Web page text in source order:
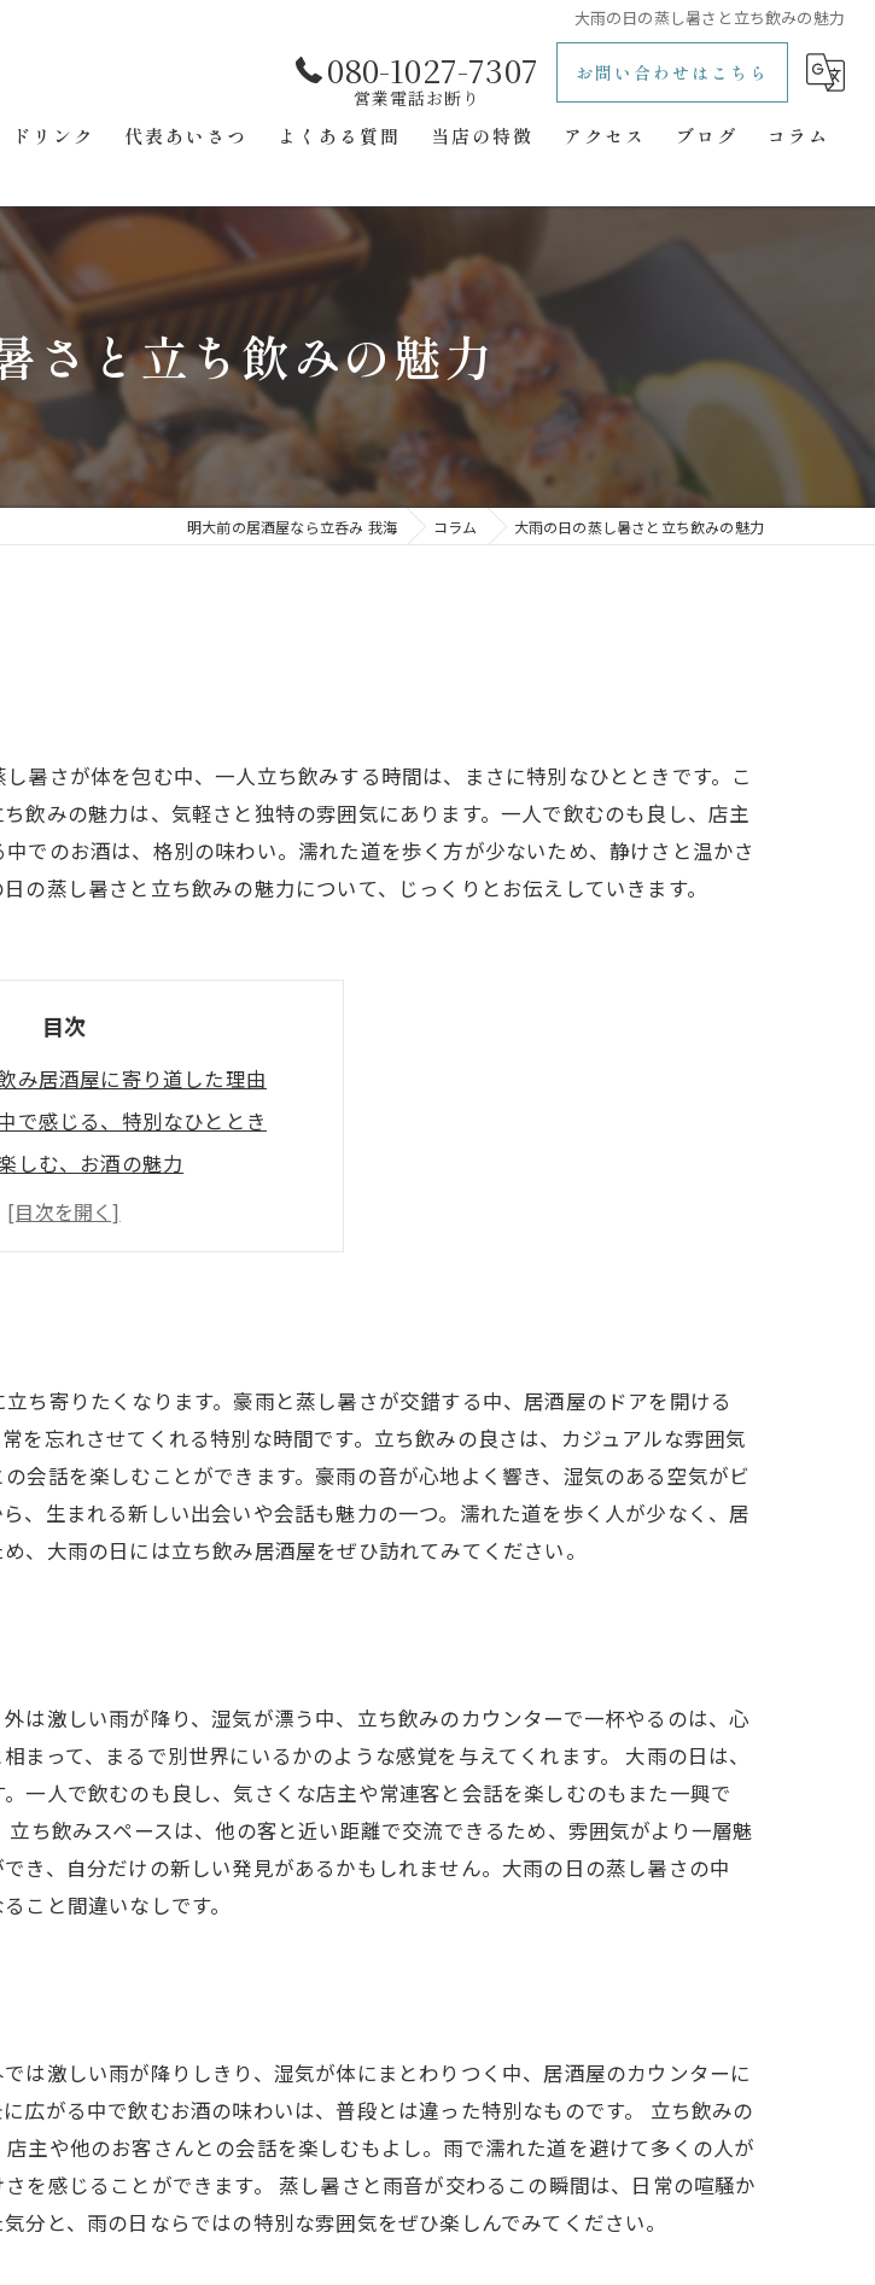
大雨の日の蒸し暑さと立ち飲みの魅力
080-1027-7307 お問い合わせはこちら
ドリンク 代表あいさつ よくある質問 当店の特徴
立ち飲み
二次会
隠れ家
アクセス ブログ コラム
さと立ち飲みの魅力
明大前の居酒屋なら立呑み 我海 コラム 大雨の日の蒸し暑さと立ち飲みの魅力
暑さが体を包む中、一人立ち飲みする時間は、まさに特別なひとときです。こ
飲みの魅力は、気軽さと独特の雰囲気にあります。一人で飲むのも良し、店主
でのお酒は、格別の味わい。濡れた道を歩く方が少ないため、静けさと温かさ
蒸し暑さと立ち飲みの魅力について、じっくりとお伝えしていきます。
目次
み居酒屋に寄り道した理由
で感じる、特別なひととき
しむ、お酒の魅力
む、居酒屋の温かさ
み方、大雨の日の立ち飲み
ち寄りたくなります。豪雨と蒸し暑さが交錯する中、居酒屋のドアを開ける
を忘れさせてくれる特別な時間です。立ち飲みの良さは、カジュアルな雰囲気
会話を楽しむことができます。豪雨の音が心地よく響き、湿気のある空気がビ
、生まれる新しい出会いや会話も魅力の一つ。濡れた道を歩く人が少なく、居
、大雨の日には立ち飲み居酒屋をぜひ訪れてみてください。
は激しい雨が降り、湿気が漂う中、立ち飲みのカウンターで一杯やるのは、心
って、まるで別世界にいるかのような感覚を与えてくれます。 大雨の日は、
一人で飲むのも良し、気さくな店主や常連客と会話を楽しむのもまた一興で
ち飲みスペースは、他の客と近い距離で交流できるため、雰囲気がより一層魅
き、自分だけの新しい発見があるかもしれません。大雨の日の蒸し暑さの中
こと間違いなしです。
は激しい雨が降りしきり、湿気が体にまとわりつく中、居酒屋のカウンターに
広がる中で飲むお酒の味わいは、普段とは違った特別なものです。 立ち飲みの
主や他のお客さんとの会話を楽しむもよし。雨で濡れた道を避けて多くの人が
を感じることができます。 蒸し暑さと雨音が交わるこの瞬間は、日常の喧騒か
分と、雨の日ならではの特別な雰囲気をぜひ楽しんでみてください。